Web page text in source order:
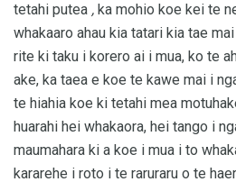
tetahi putea , ka mohio koe kei te
whakaaro ahau kia tatari kia tae
rite ki taku i korero ai i mua, ko te
ake, ka taea e koe te kawe mai i
te hiahia koe ki tetahi mea
huarahi hei whakaora, hei tango i
maumahara ki a koe i mua i to
kararehe i roto i te raruraru o te